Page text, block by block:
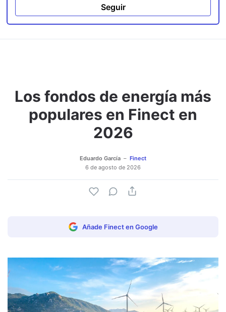
Seguir
Los fondos de energía más
populares en Finect en
2026
Eduardo García
Finect
6 de agosto de 2026
Añade Finect en Google